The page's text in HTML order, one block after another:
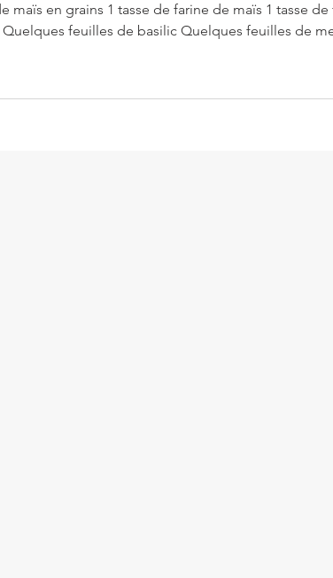
maïs en grains 1 tasse de farine de maïs 1 tasse
feuilles de basilic Quelques feuilles de